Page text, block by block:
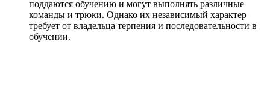
поддаются обучению и могут выполнять различные
команды и трюки. Однако их независимый характер
требует от владельца терпения и последовательности в
обучении.